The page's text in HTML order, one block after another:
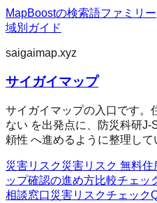
MapBoostの検索語ファミリー
域別ガイド
saigaimap.xyz
サイガイマップ
サイガイマップの入口です。
ない を出発点に、防災科研
頼性 へ進めるように整理して
災害リスク災害リスク 無料住
ップ確認の進め方比較チェッ
相談窓口災害リスクチェック